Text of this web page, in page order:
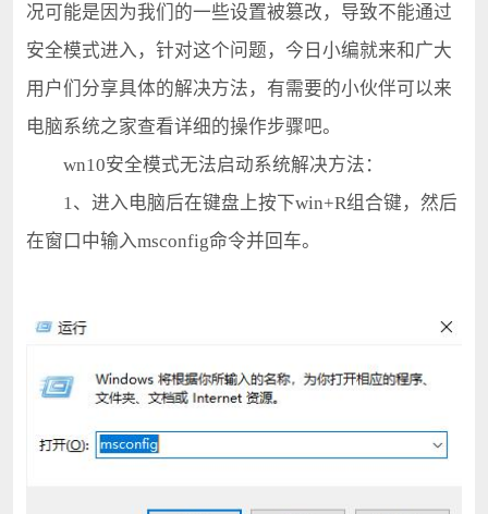
况可能是因为我们的一些设置被篡改，导致不能通过
安全模式进入，针对这个问题，今日小编就来和广大
用户们分享具体的解决方法，有需要的小伙伴可以来
电脑系统之家查看详细的操作步骤吧。
wn10安全模式无法启动系统解决方法：
1、进入电脑后在键盘上按下win+R组合键，然后
在窗口中输入msconfig命令并回车。